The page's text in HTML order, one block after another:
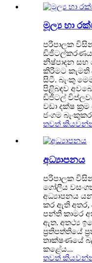
මූල්‍ය හා
පරිපාලක විසින්
ඩිජිටල්කරණය
නිෂ්පාදන සහ
කිරීමට
සිටී. බැංකු
පිළිබඳව
ඩිජිටල්
වඩා දක්ෂ
ජංගම
තවත්
අධ්‍යාපනය
පරිපාලක විසින්
ගෝලීය
අධ්‍යාපනය
කර ඇති අතර,
පන්ති කාමර
ඇත. අතථ්‍ය
ප්‍රතිපත්තියේ
තාක්ෂණයේ
කළේය...
තවත්